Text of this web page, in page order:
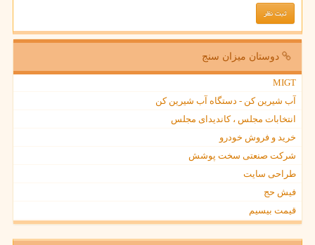
دوستان میزان سنج
MIGT
آب شیرین کن - دستگاه آب شیرین کن
انتخابات مجلس ، کاندیدای مجلس
خرید و فروش خودرو
شرکت صنعتی سخت پوشش
طراحی سایت
فیش حج
قیمت بیسیم